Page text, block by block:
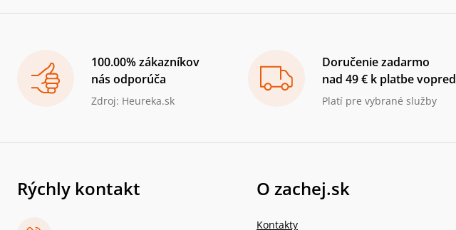
100.00% zákazníkov
nás odporúča
Zdroj: Heureka.sk
Doručenie zadarmo
nad 49 € k platbe vopred
Platí pre vybrané služby
Rýchly kontakt O zachej.sk
Kontakty